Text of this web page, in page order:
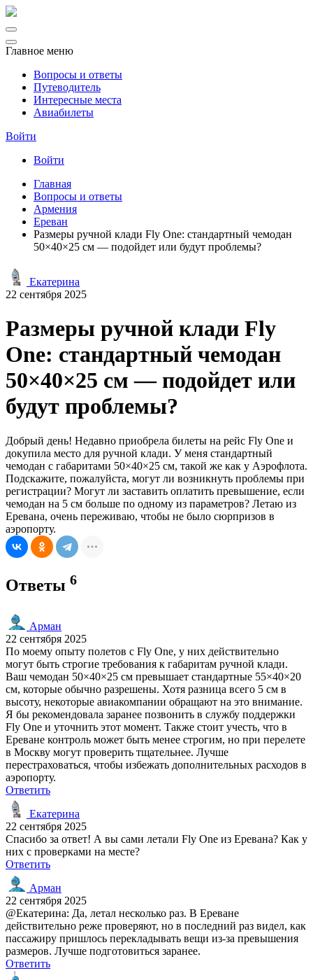
Главное меню
Вопросы и ответы
Путеводитель
Интересные места
Авиабилеты
Войти
Войти
Главная
Вопросы и ответы
Армения
Ереван
Размеры ручной клади Fly One: стандартный чемодан
50×40×25 см — подойдет или будут проблемы?
Екатерина
22 сентября 2025
Размеры ручной клади Fly
One: стандартный чемодан
50×40×25 см — подойдет или
будут проблемы?
Добрый день! Недавно приобрела билеты на рейс Fly One и
докупила место для ручной клади. У меня стандартный
чемодан с габаритами 50×40×25 см, такой же как у Аэрофлота.
Подскажите, пожалуйста, могут ли возникнуть проблемы при
регистрации? Могут ли заставить оплатить превышение, если
чемодан на 5 см больше по одному из параметров? Летаю из
Еревана, очень переживаю, чтобы не было сюрпризов в
аэропорту.
Ответы 6
Арман
22 сентября 2025
По моему опыту полетов с Fly One, у них действительно
могут быть строгие требования к габаритам ручной клади.
Ваш чемодан 50×40×25 см превышает стандартные 55×40×20
см, которые обычно разрешены. Хотя разница всего 5 см в
высоту, некоторые авиакомпании обращают на это внимание.
Я бы рекомендовала заранее позвонить в службу поддержки
Fly One и уточнить этот момент. Также стоит учесть, что в
Ереване контроль может быть менее строгим, но при перелете
в Москву могут проверить тщательнее. Лучше
перестраховаться, чтобы избежать дополнительных расходов в
аэропорту.
Ответить
Екатерина
22 сентября 2025
Спасибо за ответ! А вы сами летали Fly One из Еревана? Как у
них с проверками на месте?
Ответить
Арман
22 сентября 2025
@Екатерина: Да, летал несколько раз. В Ереване
действительно реже проверяют, но в последний раз видел, как
пассажиру пришлось перекладывать вещи из-за превышения
размеров. Лучше подготовиться заранее.
Ответить